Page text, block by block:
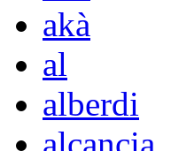
akà
al
alberdi